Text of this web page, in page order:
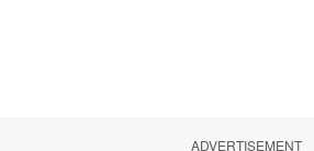
ADVERTISEMENT